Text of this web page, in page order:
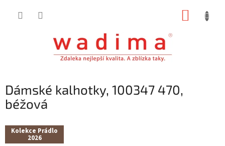
Dámské kalhotky, 100347 470,
béžová
Kolekce Prádlo
2026